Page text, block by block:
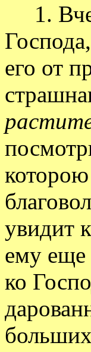
1.
его от
увидит
ему еще
ко